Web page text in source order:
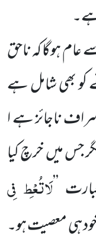
ہوگا کہ ناحق
بھی شامل ہے
ناجائز ہے ا
جس میںخرچ کیا
’’لَاتُعْطِ فِی
ہی معصیت ہو۔